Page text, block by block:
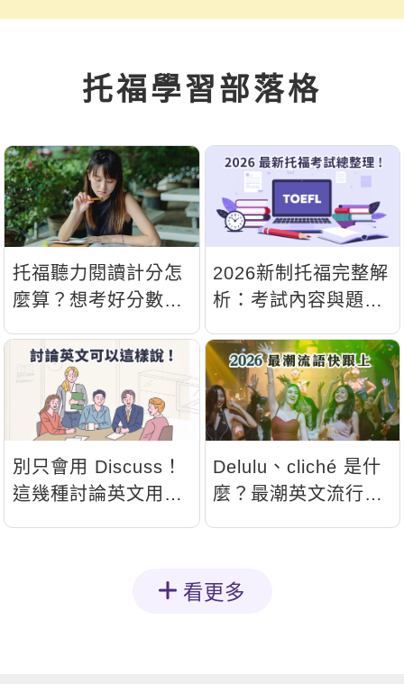
托福學習部落格
托福聽力閱讀計分怎
麼算？想考好分數，
評分！
2026新制托福完整解
析：考試內容與題型
別只會用 Discuss！
這幾種討論英文用法
Delulu、cliché 是什
麼？最潮英文流行語
看更多